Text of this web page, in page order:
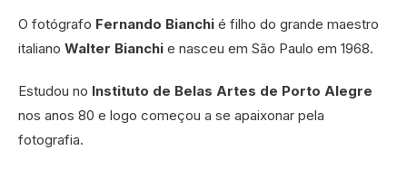
O fotógrafo Fernando Bianchi é filho do grande maestro
italiano Walter Bianchi e nasceu em São Paulo em 1968.
Estudou no Instituto de Belas Artes de Porto Alegre
nos anos 80 e logo começou a se apaixonar pela
fotografia.